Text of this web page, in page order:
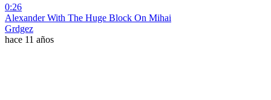
0:26
Alexander With The Huge Block On Mihai
Grdgez
hace 11 años